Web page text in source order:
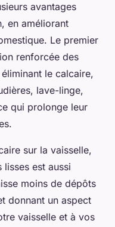
avantages
en améliorant
Le premier
renforcée des
le calcaire,
lave-linge,
qui prolonge leur
sur la vaisselle,
est aussi
moins de dépôts
donnant un aspect
vaisselle et à vos